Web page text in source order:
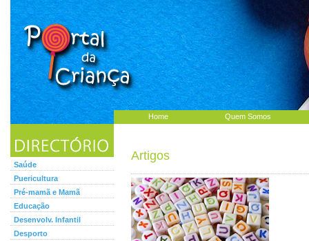
Home Quem Somos
Saúde
Puericultura
Pré-mamã e Mamã
Educação
Desenvolv. Infantil
Desporto
Artigos